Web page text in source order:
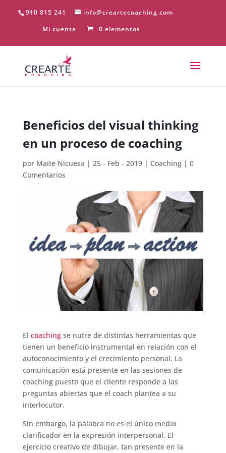
910 815 241
info@creartecoaching.com
Mi cuenta
0 elementos
Beneficios del visual thinking
en un proceso de coaching
por Maite Nicuesa | 25 - Feb - 2019| Coaching| 0
Comentarios
El coachingse nutre de distintas herramientas que
tienen un beneficio instrumental en relación con el
autoconocimiento y el crecimiento personal. La
comunicación está presente en las sesiones de
coaching puesto que el cliente responde a las
preguntas abiertas que el coach plantea a su
interlocutor.
Sin embargo, la palabra no es el único medio
clarificador en la expresión interpersonal. El
ejercicio creativo de dibujar, tan presente en la